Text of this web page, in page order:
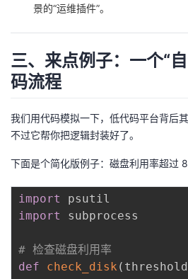
景的“运维插件”。
三、来点例子：一个“
码流程
我们用代码模拟一下，低代码平台背后
不过它帮你把逻辑封装好了。
下面是个简化版例子：磁盘利用率超过
import
import
subprocess
# 检查磁盘利用率
def
check_disk ( threshold